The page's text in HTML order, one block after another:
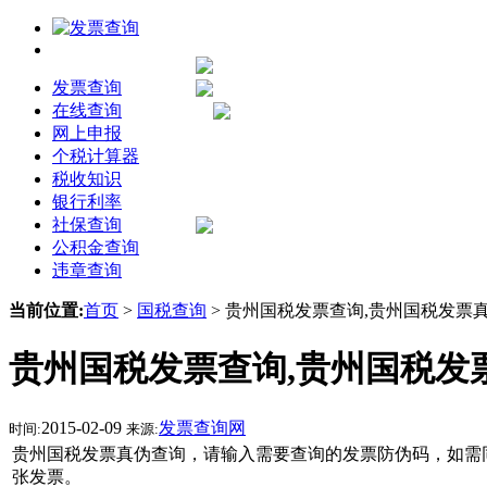
发票查询
在线查询
网上申报
个税计算器
税收知识
银行利率
社保查询
公积金查询
违章查询
当前位置:首页 > 国税查询 > 贵州国税发票查询,贵州国税发票
贵州国税发票查询,贵州国税
时间:2015-02-09 来源:发票查询网
贵州国税发票真伪查询，请输入需要查询的发票防伪码，如
张发票。